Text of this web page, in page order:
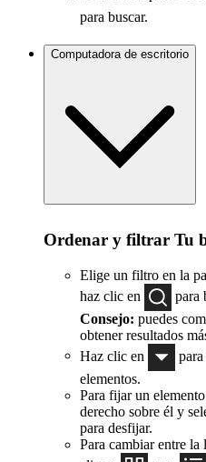
para buscar.
Computadora de escritorio
Ordenar y filtrar Tu
Elige un filtro en la
haz clic en
para
Consejo: puedes
obtener resultados
Haz clic en
elementos.
Para fijar un
derecho sobre él y
para desfijar.
Para cambiar entre